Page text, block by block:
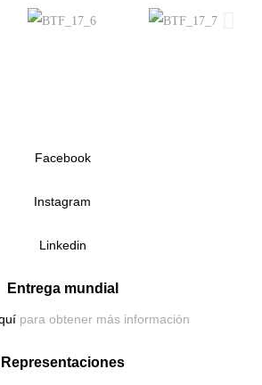
Facebook
Instagram
Linkedin
Entrega mundial
para obtener más información
Representaciones